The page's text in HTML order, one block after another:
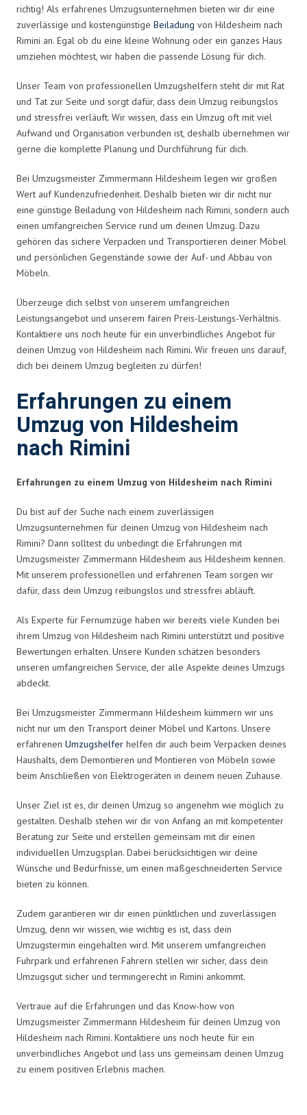
richtig! Als erfahrenes Umzugsunternehmen bieten wir dir eine
zuverlässige und kostengünstige Beiladung von Hildesheim nach
Rimini an. Egal ob du eine kleine Wohnung oder ein ganzes Haus
umziehen möchtest, wir haben die passende Lösung für dich.
Unser Team von professionellen Umzugshelfern steht dir mit Rat
und Tat zur Seite und sorgt dafür, dass dein Umzug reibungslos
und stressfrei verläuft. Wir wissen, dass ein Umzug oft mit viel
Aufwand und Organisation verbunden ist, deshalb übernehmen wir
gerne die komplette Planung und Durchführung für dich.
Bei Umzugsmeister Zimmermann Hildesheim legen wir großen
Wert auf Kundenzufriedenheit. Deshalb bieten wir dir nicht nur
eine günstige Beiladung von Hildesheim nach Rimini, sondern auch
einen umfangreichen Service rund um deinen Umzug. Dazu
gehören das sichere Verpacken und Transportieren deiner Möbel
und persönlichen Gegenstände sowie der Auf- und Abbau von
Möbeln.
Überzeuge dich selbst von unserem umfangreichen
Leistungsangebot und unserem fairen Preis-Leistungs-Verhältnis.
Kontaktiere uns noch heute für ein unverbindliches Angebot für
deinen Umzug von Hildesheim nach Rimini. Wir freuen uns darauf,
dich bei deinem Umzug begleiten zu dürfen!
Erfahrungen zu einem
Umzug von Hildesheim
nach Rimini
Erfahrungen zu einem Umzug von Hildesheim nach Rimini
Du bist auf der Suche nach einem zuverlässigen
Umzugsunternehmen für deinen Umzug von Hildesheim nach
Rimini? Dann solltest du unbedingt die Erfahrungen mit
Umzugsmeister Zimmermann Hildesheim aus Hildesheim kennen.
Mit unserem professionellen und erfahrenen Team sorgen wir
dafür, dass dein Umzug reibungslos und stressfrei abläuft.
Als Experte für Fernumzüge haben wir bereits viele Kunden bei
ihrem Umzug von Hildesheim nach Rimini unterstützt und positive
Bewertungen erhalten. Unsere Kunden schätzen besonders
unseren umfangreichen Service, der alle Aspekte deines Umzugs
abdeckt.
Bei Umzugsmeister Zimmermann Hildesheim kümmern wir uns
nicht nur um den Transport deiner Möbel und Kartons. Unsere
erfahrenen Umzugshelfer helfen dir auch beim Verpacken deines
Haushalts, dem Demontieren und Montieren von Möbeln sowie
beim Anschließen von Elektrogeräten in deinem neuen Zuhause.
Unser Ziel ist es, dir deinen Umzug so angenehm wie möglich zu
gestalten. Deshalb stehen wir dir von Anfang an mit kompetenter
Beratung zur Seite und erstellen gemeinsam mit dir einen
individuellen Umzugsplan. Dabei berücksichtigen wir deine
Wünsche und Bedürfnisse, um einen maßgeschneiderten Service
bieten zu können.
Zudem garantieren wir dir einen pünktlichen und zuverlässigen
Umzug, denn wir wissen, wie wichtig es ist, dass dein
Umzugstermin eingehalten wird. Mit unserem umfangreichen
Fuhrpark und erfahrenen Fahrern stellen wir sicher, dass dein
Umzugsgut sicher und termingerecht in Rimini ankommt.
Vertraue auf die Erfahrungen und das Know-how von
Umzugsmeister Zimmermann Hildesheim für deinen Umzug von
Hildesheim nach Rimini. Kontaktiere uns noch heute für ein
unverbindliches Angebot und lass uns gemeinsam deinen Umzug
zu einem positiven Erlebnis machen.